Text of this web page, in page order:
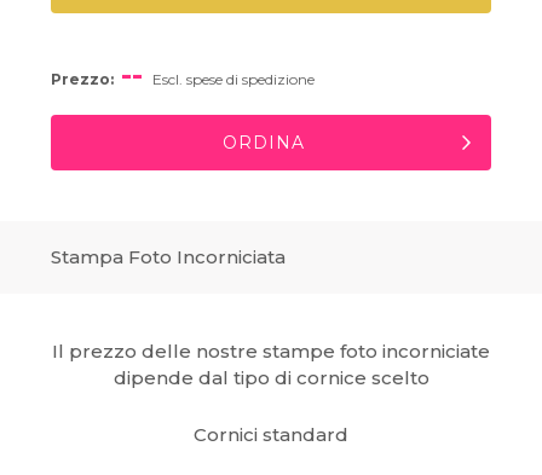
Prezzo: -- Escl. spese di spedizione
ORDINA
Stampa Foto Incorniciata
Il prezzo delle nostre stampe foto incorniciate
dipende dal tipo di cornice scelto
Cornici standard